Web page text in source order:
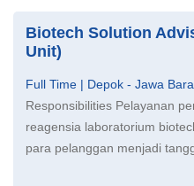
Biotech Solution
Unit)
Full Time | Depok - Jawa
Responsibilities Pelayanan
reagensia laboratorium
para pelanggan menjadi